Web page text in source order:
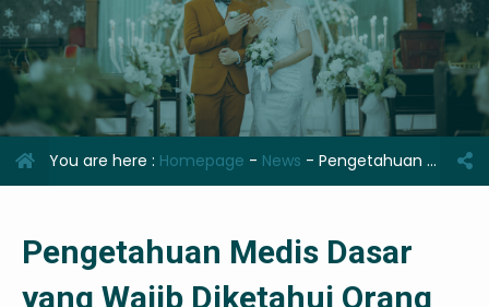
You are here : Homepage - News - Pengetahuan Medis Dasar yang Wajib Diketahui Orang Awam
Pengetahuan Medis Dasar
yang Wajib Diketahui Orang